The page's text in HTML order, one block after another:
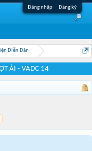
Đăng nhập Đăng ký
Diễn Đàn
ẢI - VADC 14